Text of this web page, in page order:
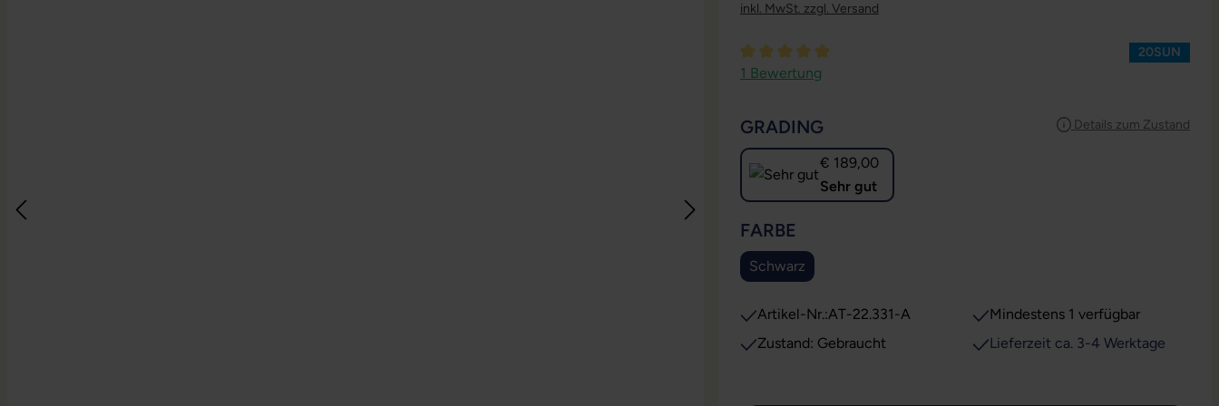
inkl. MwSt. zzgl. Versand
Durchschnittliche Bewertung von 5 von 5 Sternen
1 Bewertung
20SUN
Details zum Zustand
GRADING
€ 189,00
Sehr gut
FARBE
Schwarz
Artikel-Nr.:AT-22.331-A
Zustand: Gebraucht
Mindestens 1 verfügbar
Lieferzeit ca. 3-4 Werktage